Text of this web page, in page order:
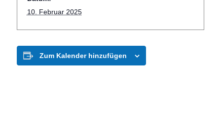
10. Februar 2025
Zum Kalender hinzufügen